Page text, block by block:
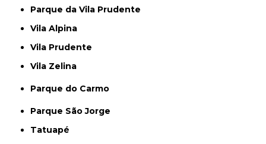
Parque da Vila Prudente
Vila Alpina
Vila Prudente
Vila Zelina
Parque do Carmo
Parque São Jorge
Tatuapé